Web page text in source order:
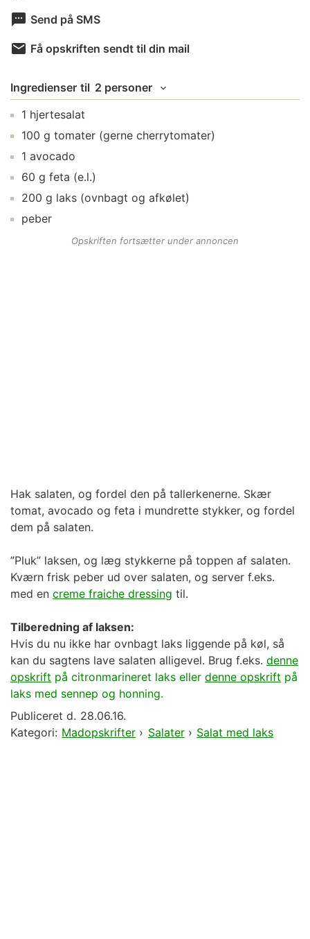
Send på SMS
Få opskriften sendt til din mail
Ingredienser til 2 personer
1 hjertesalat
100 g tomater (gerne cherrytomater)
1 avocado
60 g feta (e.l.)
200 g laks (ovnbagt og afkølet)
peber
Opskriften fortsætter under annoncen
Hak salaten, og fordel den på tallerkenerne. Skær
tomat, avocado og feta i mundrette stykker, og fordel
dem på salaten.
”Pluk” laksen, og læg stykkerne på toppen af salaten.
Kværn frisk peber ud over salaten, og server f.eks.
med en creme fraiche dressing til.
Tilberedning af laksen:
Hvis du nu ikke har ovnbagt laks liggende på køl, så
kan du sagtens lave salaten alligevel. Brug f.eks. denne
opskrift på citronmarineret laks eller denne opskrift på
laks med sennep og honning.
Publiceret d. 28.06.16.
Kategori: Madopskrifter › Salater› Salat med laks